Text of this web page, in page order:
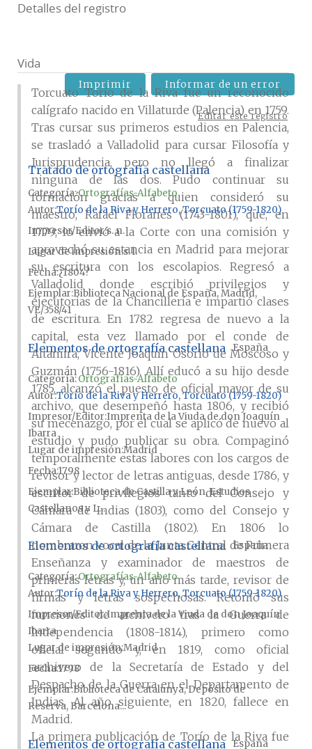
Detalles del registro
Vida
Torcuato Torío de la Riva fue un reconocido
calígrafo nacido en Villaturde (Palencia) en 1759.
Tras cursar sus primeros estudios en Palencia,
se trasladó a Valladolid para cursar Filosofía y
Jurisprudencia, pero no llegó a finalizar
ninguna de las dos. Pudo continuar su
formación gracias a quien consideró su
maestro, Rafael Floranes (1743-1801), que, en
1779, lo envió a la Corte con una comisión y
aprovechó su estancia en Madrid para mejorar
su escritura con los escolapios. Regresó a
Valladolid donde escribió privilegios y
ejecutorias de la Chancillería e impartió clases
de escritura. En 1782 regresa de nuevo a la
capital, esta vez llamado por el conde de
Altamira, Vicente Joaquín Osorio de Moscoso y
Guzmán (1756-1816). Allí educó a su hijo desde
1785, alcanzó el puesto de oficial mayor de su
archivo, que desempeñó hasta 1806, y recibió
su mecenazgo, por el cual se aplicó de nuevo al
estudio y pudo publicar su obra. Compaginó
temporalmente estas labores con los cargos de
revisor y lector de letras antiguas, desde 1786, y
escritor de privilegios tanto del Consejo y
Cámara de Indias (1803), como del Consejo y
Cámara de Castilla (1802). En 1806 lo
nombraron vocal de la Junta Central de Primera
Enseñanza y examinador de maestros de
primeras letras y, un año más tarde, revisor de
firmas y letras sospechosas. Retomó sus
funciones de archivero tras la Guerra de
Independencia (1808-1814), primero como
oficial segundo y, en 1819, como oficial
archivero de la Secretaría de Estado y del
Despacho de la Guerra en el Departamento de
Indias. Al año siguiente, en 1820, fallece en
Madrid.
La primera publicación de Torío de la Riva fue
Imprimir Informar de un error
Editar este registro
Tratado de ortografía castellana
Categoría:Ortografías-Alfabeto
Autor Torío de la Riva y Herrero, Torcuato (1759-1820)
Impresor/Editors. n.
Lugar de impresións. l.
Fecha¿1804?
Ejemplar Biblioteca Nacional de España, Madrid,
VE/358/41
Elementos de ortografía castellana España
Categoría:Ortografías-Alfabeto
AutorTorío de la Riva y Herrero, Torcuato (1759-1820)
Impresor/Editor Imprenta de la Viuda de don Joaquín
Ibarra
Lugar de impresiónMadrid
Fecha1798
EjemplarBiblioteca de Castilla y León, Estudios
Castellanos y L...
Elementos de ortografía castellana España
Categoría:Ortografías-Alfabeto
Autor Torío de la Riva y Herrero, Torcuato (1759-1820)
Impresor/EditorImprenta de la Viuda de don Joaquín
Ibarra
Lugar de impresiónMadrid
Fecha1798
EjemplarBiblioteca de Catalunya, Depósito de
Reserva, Barcelona...
Elementos de ortografía castellana España